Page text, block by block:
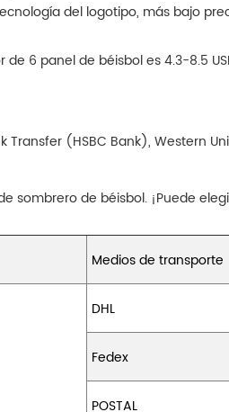
del logotipo, más bajo
6 panel de béisbol es 4.3-8.5
(HSBC Bank), Western
sombrero de béisbol. ¡Puede
Medios de transporte
DHL
Fedex
POSTAL